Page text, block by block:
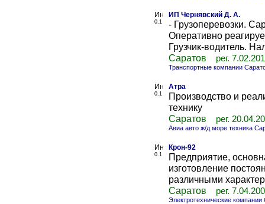
0.1
ИП Чернявский Д. А.
- Грузоперевозки.
Оперативно
Грузчик-водитель.
Саратов
рег.
Транспортные компании
0.1
Атра
Производство и
технику
Саратов
рег.
Авиа авто ж/д море техника
0.1
Крон-92
Предприятие,
изготовление
различными
Саратов
рег.
Электротехнические компании